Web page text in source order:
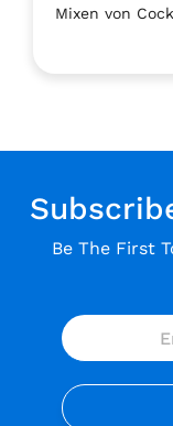
Mixen von
Be The First